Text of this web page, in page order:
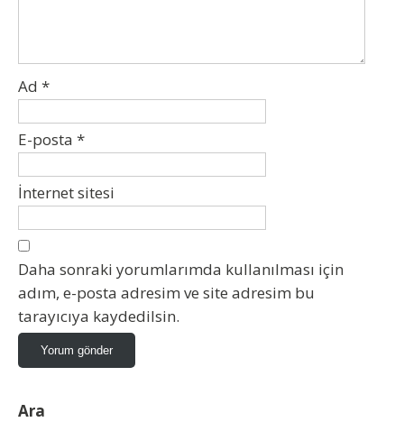
Ad *
E-posta *
İnternet sitesi
Daha sonraki yorumlarımda kullanılması için
adım, e-posta adresim ve site adresim bu
tarayıcıya kaydedilsin.
Ara